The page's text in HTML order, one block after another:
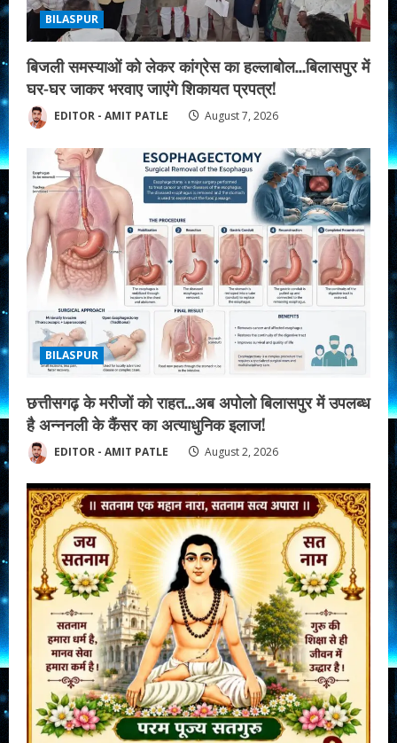
BILASPUR
बिजली समस्याओं को लेकर कांग्रेस का हल्लाबोल…बिलासपुर में
घर-घर जाकर भरवाए जाएंगे शिकायत प्रपत्र!
EDITOR - AMIT PATLE August 7, 2026
BILASPUR
छत्तीसगढ़ के मरीजों को राहत…अब अपोलो बिलासपुर में उपलब्ध
है अन्ननली के कैंसर का अत्याधुनिक इलाज!
EDITOR - AMIT PATLE August 2, 2026